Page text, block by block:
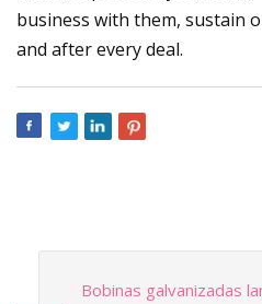
business with them, sustain
and after every deal.
Bobinas galvanizadas